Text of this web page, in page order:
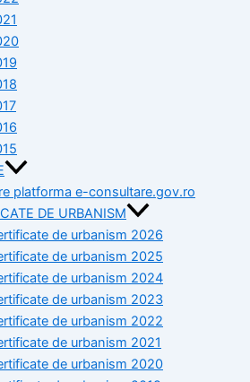
platforma e-consultare.gov.ro
DE URBANISM
de urbanism 2026
de urbanism 2025
de urbanism 2024
de urbanism 2023
de urbanism 2022
de urbanism 2021
de urbanism 2020